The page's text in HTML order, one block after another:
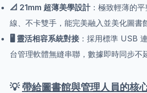
📐 21mm 超薄美學設計：極致輕薄的
線、不卡雙手，能完美融入並美化圖書
🖥️ 靈活相容系統對接 ：採用標準 USB
台管理軟體無縫串聯，數據即時同步不
💡帶給圖書館與管理人員的核